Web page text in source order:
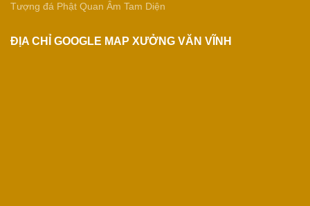
Tượng đá Phật Quan Âm Tam Diện
ĐỊA CHỈ GOOGLE MAP XƯỞNG VĂN VĨNH